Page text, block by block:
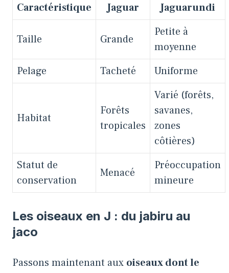
Caractéristique Jaguar Jaguarundi
Taille Grande
Petite à
moyenne
Pelage
Tacheté Uniforme
Habitat
Forêts
tropicales
Varié (forêts,
savanes,
zones
côtières)
Statut de
conservation
Menacé
Préoccupation
mineure
Les oiseaux en J : du jabiru au
jaco
Passons maintenant aux oiseaux dont le